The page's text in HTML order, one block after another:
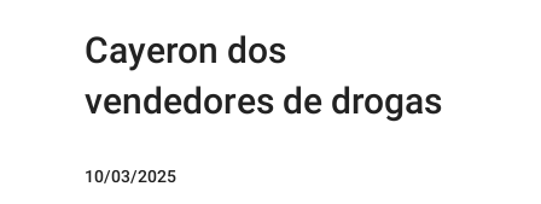
Cayeron dos
vendedores de drogas
10/03/2025